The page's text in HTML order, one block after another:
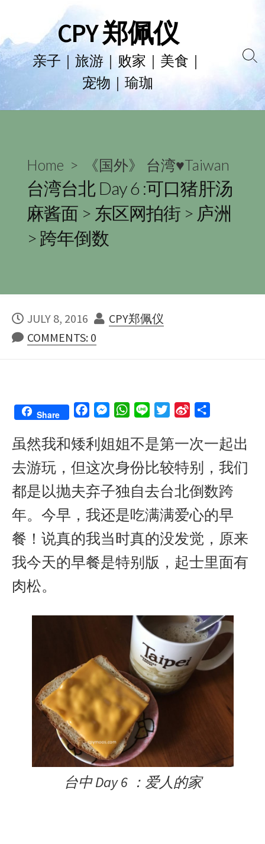
to
content
CPY 郑佩仪
亲子｜旅游｜败家｜美食｜
宠物｜瑜珈
Home > 《国外》 台湾♥Taiwan
台湾台北 Day 6 :可口猪肝汤
麻酱面 > 东区网拍街 > 庐洲
> 跨年倒数
PUBLISHED
DATE
JULY 8, 2016 AUTHOR
CPY郑佩仪
COMMENTS: 0
Share
c
b
o
k
s
e
n
e
r
W
a
s
A
p
n
i
t
e
n
W
e
i
b
o
a
e
虽然我和矮利姐姐不是第一次一起出
去游玩，但这次身份比较特别，我们
都是以抛夫弃子独自去台北倒数跨
年。今早，我还是吃满满爱心的早
餐！说真的我当时真的没发觉，原来
我今天的早餐是特别版，起士里面有
肉松。
台中 Day 6 ：爱人的家